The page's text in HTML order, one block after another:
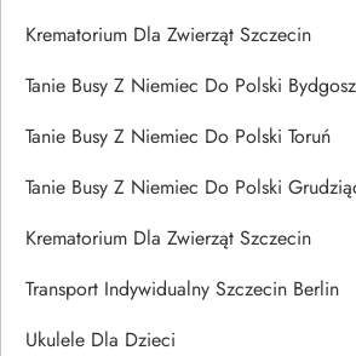
Krematorium Dla Zwierząt Szczecin
Tanie Busy Z Niemiec Do Polski
Tanie Busy Z Niemiec Do Polski Toruń
Tanie Busy Z Niemiec Do Polski
Krematorium Dla Zwierząt Szczecin
Transport Indywidualny Szczecin Berlin
Ukulele Dla Dzieci